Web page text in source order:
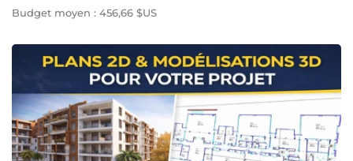
Budget moyen : 456,66 $US